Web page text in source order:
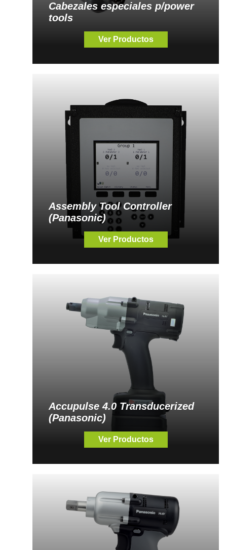
Cabezales especiales p/power
tools
Ver Productos
Assembly Tool Controller
(Panasonic)
Ver Productos
Accupulse 4.0 Transducerized
(Panasonic)
Ver Productos